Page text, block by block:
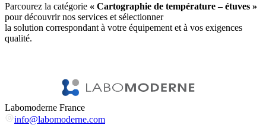
Parcourez la catégorie « Cartographie de température – étuves »
pour découvrir nos services et sélectionner
la solution correspondant à votre équipement et à vos exigences
qualité.
Labomoderne France
info@labomoderne.com